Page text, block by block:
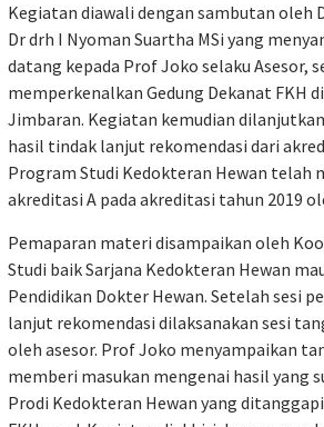
Kegiatan diawali dengan sambutan oleh
Dr drh I Nyoman Suartha MSi yang
datang kepada Prof Joko selaku Asesor,
memperkenalkan Gedung Dekanat FKH
Jimbaran. Kegiatan kemudian
hasil tindak lanjut rekomendasi dari
Program Studi Kedokteran Hewan telah
akreditasi A pada akreditasi tahun 2019
Pemaparan materi disampaikan oleh
Studi baik Sarjana Kedokteran Hewan
Pendidikan Dokter Hewan. Setelah sesi
lanjut rekomendasi dilaksanakan sesi
oleh asesor. Prof Joko menyampaikan
memberi masukan mengenai hasil yang
Prodi Kedokteran Hewan yang